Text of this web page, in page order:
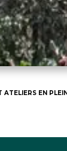
ATELIERS EN